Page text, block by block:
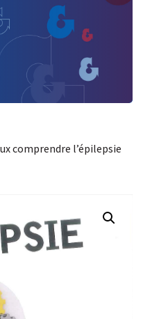
comprendre l’épilepsie